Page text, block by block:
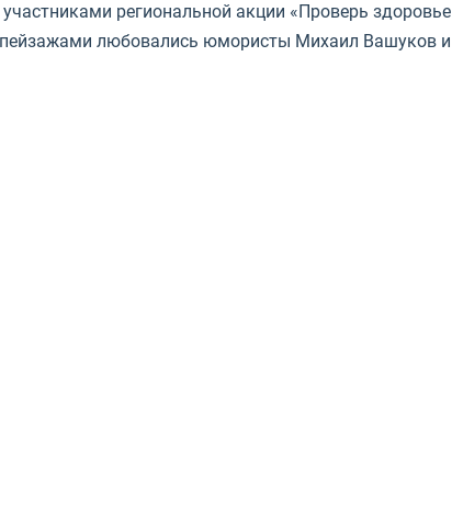
региональной акции «Проверь
любовались юмористы Михаил Вашуков